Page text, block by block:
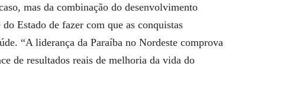
mas da combinação do desenvolvimento
Estado de fazer com que as conquistas
“A liderança da Paraíba no Nordeste comprova
de resultados reais de melhoria da vida do